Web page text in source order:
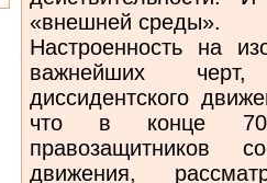
«внешней среды».
Настроенность на
важнейших черт,
диссидентского
что в конце
правозащитников
движения,